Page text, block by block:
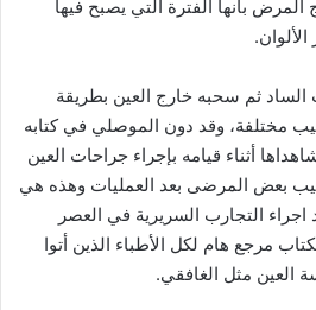
بأنها الفترة التي يصبح فيها
ثم سحبه خارج العين بطريقة
مختلفة، وقد دون الموصلي في كتابه
أثناء قيامه بإجراء جراحات العين
بعض المرضى بعد العمليات وهذه هي
اجراء التجارب السريرية في العصر
مرجع هام لكل الأطباء الذين أتوا
العين مثل الغافقي.